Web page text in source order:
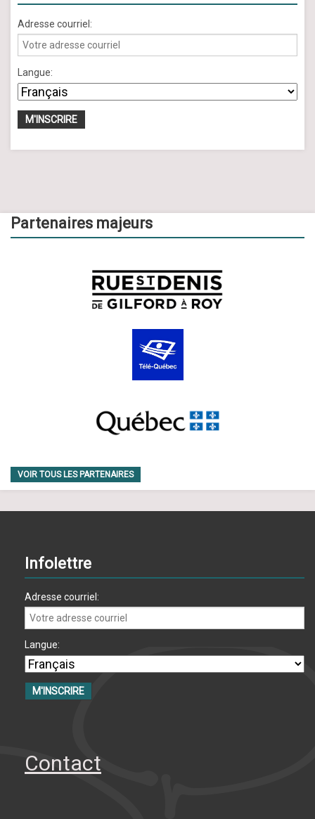
Adresse courriel:
Langue:
Partenaires majeurs
VOIR TOUS LES PARTENAIRES
Infolettre
Adresse courriel:
Langue:
Contact